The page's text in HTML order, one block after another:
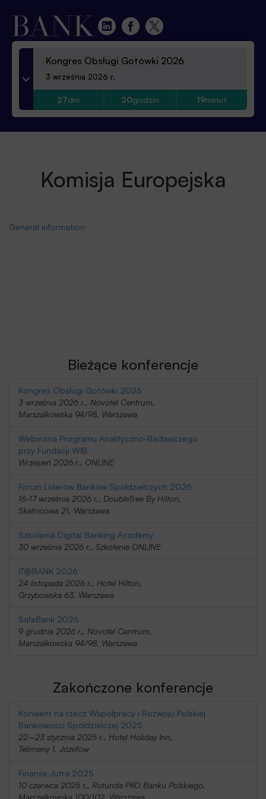
Kongres Obsługi Gotówki 2026
3 września 2026 r.
27dni 20godzin 19minut
Komisja Europejska
General information
Bieżące konferencje
Kongres Obsługi Gotówki 2026
3 września 2026 r., Novotel Centrum,
Marszałkowska 94/98, Warszawa
Webinaria Programu Analityczno-Badawczego
przy Fundacji WIB
Wrzesień 2026 r., ONLINE
Forum Liderów Banków Spółdzielczych 2026
16-17 września 2026 r., DoubleTree By Hilton,
Skalnicowa 21, Warszawa
Szkolenia Digital Banking Academy
30 września 2026 r., Szkolenie ONLINE
IT@BANK 2026
24 listopada 2026 r., Hotel Hilton,
Grzybowska 63, Warszawa
SafeBank 2026
9 grudnia 2026 r., Novotel Centrum,
Marszałkowska 94/98, Warszawa
Zakończone konferencje
Konwent na rzecz Współpracy i Rozwoju Polskiej
Bankowości Spółdzielczej 2025
22–23 stycznia 2025 r., Hotel Holiday Inn,
Telimeny 1, Józefów
Finanse Jutra 2025
10 czerwca 2025 r., Rotunda PKO Banku Polskiego,
Marszałkowska 100/102, Warszawa